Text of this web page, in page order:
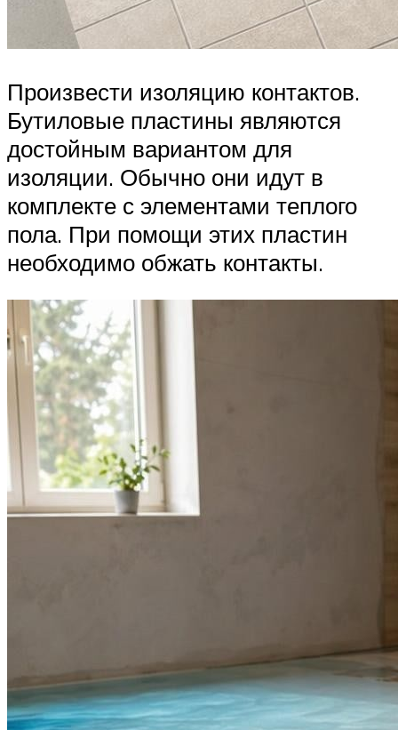
Произвести изоляцию контактов.
Бутиловые пластины являются
достойным вариантом для
изоляции. Обычно они идут в
комплекте с элементами теплого
пола. При помощи этих пластин
необходимо обжать контакты.